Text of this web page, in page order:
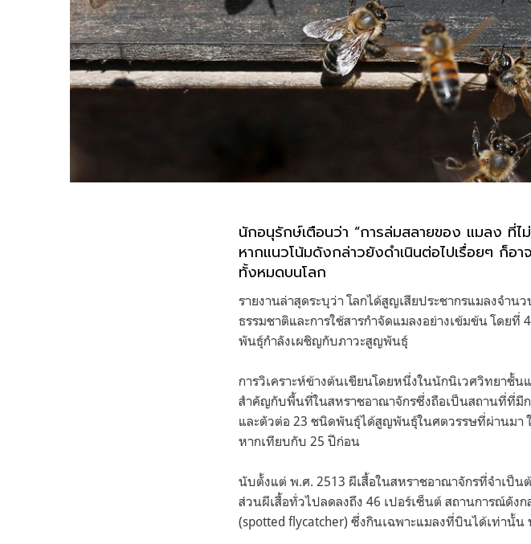
นักอนุรักษ์เตือนว่า “การล่มสลายของ แมลง ที่ไ
หากแนวโน้มดังกล่าวยังดำเนินต่อไปเรื่อยๆ ก็
ทั้งหมดบนโลก
รายงานล่าสุดระบุว่า โลกได้สูญเสียประชากรแมลงจำน
ธรรมชาติและการใช้สารกำจัดแมลงอย่างเข้มข้น โดย
พันธุ์กำลังเผชิญกับภาวะสูญพันธุ์
การวิเคราะห์ข้างต้นเขียนโดยหนึ่งในนักนิเวศวิทยาชั้
สำคัญกับพื้นที่ในสหราชอาณาจักรซึ่งถือเป็นสถานที่ที่มีก
และตัวต่อ 23 ชนิดพันธุ์ได้สูญพันธุ์ในศตวรรษที่ผ่านมา
หากเทียบกับ 25 ปีก่อน
นับตั้งแต่ พ.ศ. 2513 ผีเสื้อในสหราชอาณาจักรที่จำเป็
ส่วนผีเสื้อทั่วไปลดลงถึง 46 เปอร์เซ็นต์ สถานการณ์ดั
(spotted flycatcher) ซึ่งกินเฉพาะแมลงที่บินได้เท่านั้